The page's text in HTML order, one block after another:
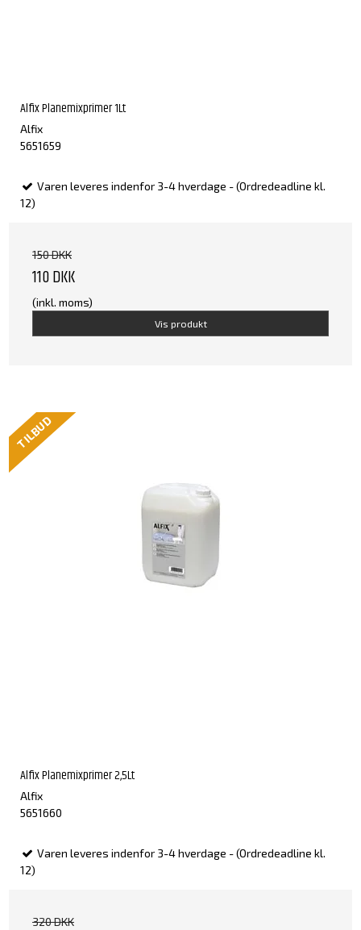
Alfix Planemixprimer 1Lt
Alfix
5651659
Varen leveres indenfor 3-4 hverdage - (Ordredeadline kl.
12)
150 DKK
110 DKK
(inkl. moms)
Vis produkt
TILBUD
Alfix Planemixprimer 2,5Lt
Alfix
5651660
Varen leveres indenfor 3-4 hverdage - (Ordredeadline kl.
12)
320 DKK